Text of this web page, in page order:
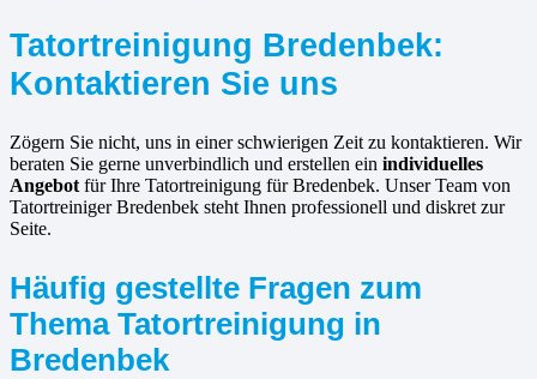
Tatortreinigung Bredenbek:
Kontaktieren Sie uns
Zögern Sie nicht, uns in einer schwierigen Zeit zu kontaktieren. Wir
beraten Sie gerne unverbindlich und erstellen ein individuelles
Angebot für Ihre Tatortreinigung für Bredenbek. Unser Team von
Tatortreiniger Bredenbek steht Ihnen professionell und diskret zur
Seite.
Häufig gestellte Fragen zum
Thema Tatortreinigung in
Bredenbek